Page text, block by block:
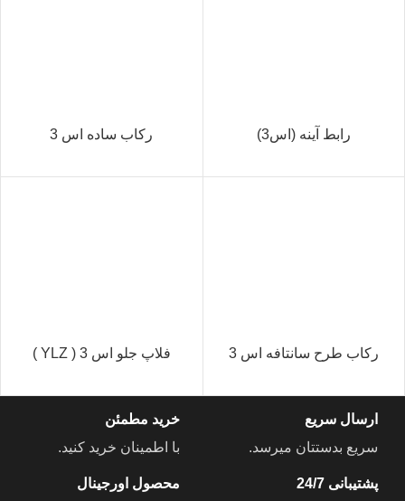
رابط آینه (اس3) رکاب ساده اس 3
رکاب طرح سانتافه اس 3 فلاپ جلو اس 3 ( YLZ )
ارسال سریع
سریع بدستتان میرسد.
خرید مطمئن
با اطمینان خرید کنید.
پشتیبانی 24/7
محصول اورجینال